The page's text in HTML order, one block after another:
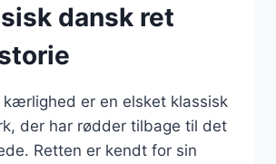
dansk ret
er en elsket klassisk
der har rødder tilbage til det
Retten er kendt for sin